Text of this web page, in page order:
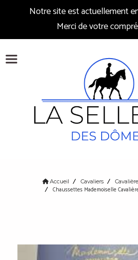
Notre site est actuellement
Merci de votre
Accueil Cavaliers Cavalière
Chaussettes Mademoiselle